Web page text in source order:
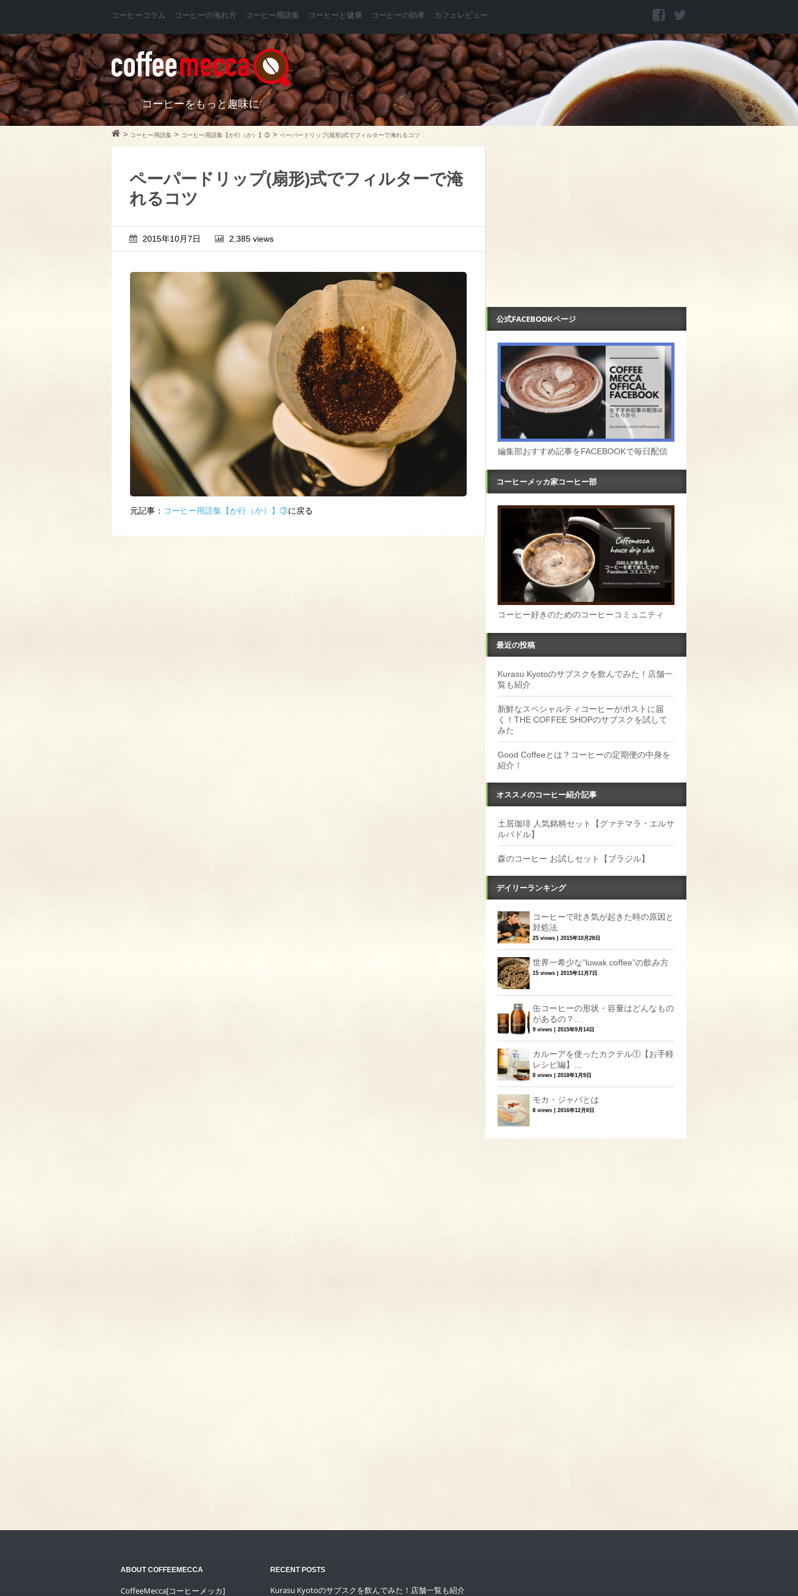
コーヒーコラム コーヒーの淹れ方 コーヒー用語集 コーヒーと健康 コーヒーの効果 カフェレビュー
コーヒーをもっと趣味に
> コーヒー用語集 > コーヒー用語集【か行（か）】③ > ペーパードリップ(扇形)式でフィルターで淹れるコツ
ペーパードリップ(扇形)式でフィルターで淹
れるコツ
2015年10月7日 2,385 views
元記事： コーヒー用語集【か行（か）】③に戻る
公式FACEBOOKページ
編集部おすすめ記事をFACEBOOKで毎日配信
コーヒーメッカ家コーヒー部
コーヒー好きのためのコーヒーコミュニティ
最近の投稿
Kurasu Kyotoのサブスクを飲んでみた！店舗一
覧も紹介
新鮮なスペシャルティコーヒーがポストに届
く！THE COFFEE SHOPのサブスクを試して
みた
Good Coffeeとは？コーヒーの定期便の中身を
紹介！
オススメのコーヒー紹介記事
土居珈琲 人気銘柄セット【グァテマラ・エルサ
ルバドル】
森のコーヒー お試しセット【ブラジル】
デイリーランキング
コーヒーで吐き気が起きた時の原因と
対処法
25 views 2015年10月28日
世界一希少な”luwak coffee”の飲み方
15 views 2015年11月7日
缶コーヒーの形状・容量はどんなもの
があるの？...
9 views 2015年9月14日
カルーアを使ったカクテル①【お手軽
レシピ編】...
8 views 2018年1月9日
モカ・ジャバとは
8 views 2016年12月8日
ABOUT COFFEEMECCA
CoffeeMecca[コーヒーメッカ]
RECENT POSTS
Kurasu Kyotoのサブスクを飲んでみた！店舗一覧も紹介